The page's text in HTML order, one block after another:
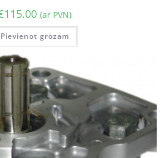
115.00 (ar PVN)
Pievienot grozam